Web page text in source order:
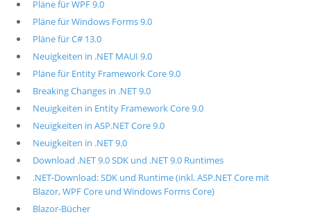
Pläne für WPF 9.0
Pläne für Windows Forms 9.0
Pläne für C# 13.0
Neuigkeiten in .NET MAUI 9.0
Pläne für Entity Framework Core 9.0
Breaking Changes in .NET 9.0
Neuigkeiten in Entity Framework Core 9.0
Neuigkeiten in ASP.NET Core 9.0
Neuigkeiten in .NET 9.0
Download .NET 9.0 SDK und .NET 9.0 Runtimes
.NET-Download: SDK und Runtime (inkl. ASP.NET Core mit
Blazor, WPF Core und Windows Forms Core)
Blazor-Bücher